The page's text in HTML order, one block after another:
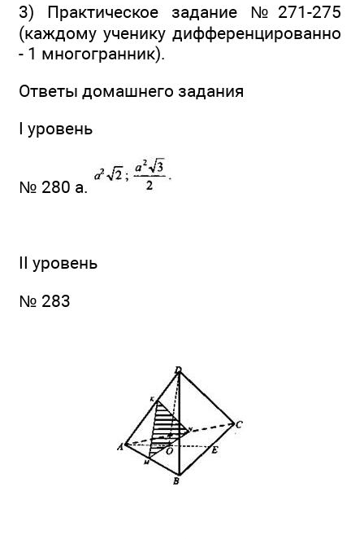
3) Практическое задание №271-275
(каждому ученику дифференцированно
- 1 многогранник).
Ответы домашнего задания
I уровень
№ 280 а.
II уровень
№ 283